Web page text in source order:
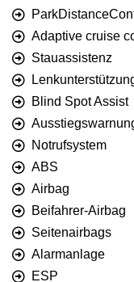
Adaptive cruise
Stauassistenz
Blind Spot Assist
Notrufsystem
ABS
Airbag
Beifahrer-Airbag
Seitenairbags
Alarmanlage
ESP